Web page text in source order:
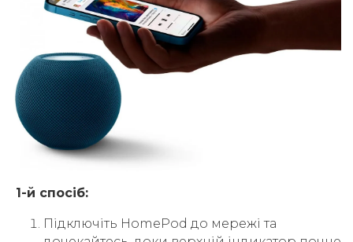
1-й спосіб:
Підключіть HomePod до мережі та